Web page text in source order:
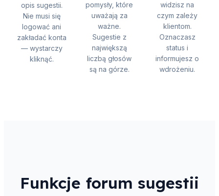
opis sugestii.
Nie musi się
logować ani
zakładać konta
— wystarczy
kliknąć.
pomysły, które
uważają za
ważne.
Sugestie z
największą
liczbą głosów
są na górze.
widzisz na
czym zależy
klientom.
Oznaczasz
status i
informujesz o
wdrożeniu.
Funkcje forum sugestii